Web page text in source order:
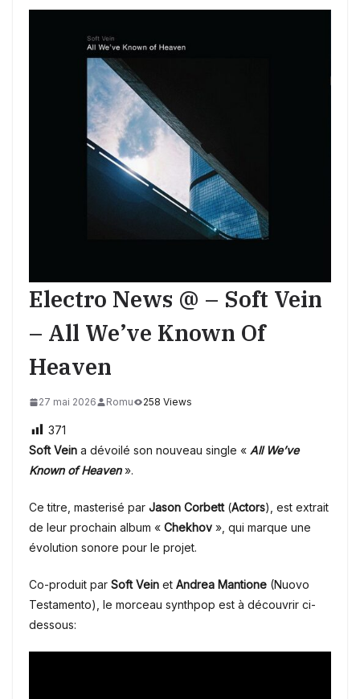
Electro News @ – Soft Vein
– All We’ve Known Of
Heaven
27 mai 2026 Romu 258 Views
371
Soft Vein a dévoilé son nouveau single « All We’ve
Known of Heaven».
Ce titre, masterisé par Jason Corbett(Actors), est extrait
de leur prochain album « Chekhov », qui marque une
évolution sonore pour le projet.
Co-produit par Soft Vein et Andrea Mantione (Nuovo
Testamento), le morceau synthpop est à découvrir ci-
dessous: